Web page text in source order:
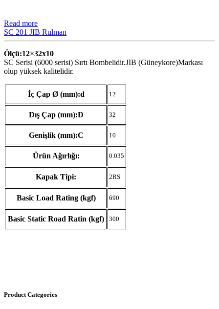
Read more
SC 201 JIB Rulman
Ölçü:12×32x10
SC Serisi (6000 serisi) Sırtı Bombelidir.JIB (Güneykore)Markası
olup yüksek kalitelidir.
İç Çap Ø (mm):d 12
Dış Çap (mm):D 32
Genişlik (mm):C 10
Ürün Ağırlığı: 0.035
Kapak Tipi: 2RS
Basic Load Rating (kgf) 690
Basic Static Road Ratin (kgf) 300
Product Categories